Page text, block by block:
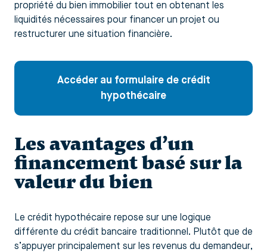
propriété du bien immobilier tout en obtenant les
liquidités nécessaires pour financer un projet ou
restructurer une situation financière.
Accéder au formulaire de crédit
hypothécaire
Les avantages d’un
financement basé sur la
valeur du bien
Le crédit hypothécaire repose sur une logique
différente du crédit bancaire traditionnel. Plutôt que de
s’appuyer principalement sur les revenus du demandeur,